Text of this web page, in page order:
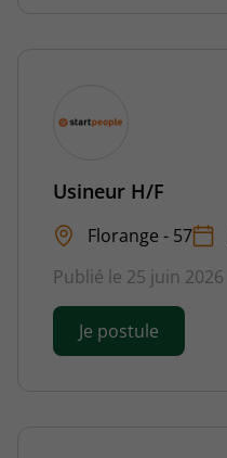
Usineur H/F
Florange - 57
Publié le 25 juin 2026
Je postule